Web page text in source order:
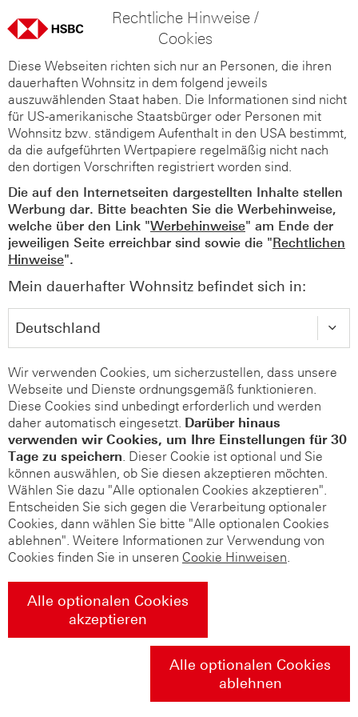
Rechtliche Hinweise /
Cookies
Diese Webseiten richten sich nur an Personen, die ihren
dauerhaften Wohnsitz in dem folgend jeweils
auszuwählenden Staat haben. Die Informationen sind nicht
für US-amerikanische Staatsbürger oder Personen mit
Wohnsitz bzw. ständigem Aufenthalt in den USA bestimmt,
da die aufgeführten Wertpapiere regelmäßig nicht nach
den dortigen Vorschriften registriert worden sind.
Die auf den Internetseiten dargestellten Inhalte stellen
Werbung dar. Bitte beachten Sie die Werbehinweise,
welche über den Link "Werbehinweise" am Ende der
jeweiligen Seite erreichbar sind sowie die "Rechtlichen
Hinweise".
Mein dauerhafter Wohnsitz befindet sich in:
Wir verwenden Cookies, um sicherzustellen, dass unsere
Webseite und Dienste ordnungsgemäß funktionieren.
Diese Cookies sind unbedingt erforderlich und werden
daher automatisch eingesetzt. Darüber hinaus
verwenden wir Cookies, um Ihre Einstellungen für 30
Tage zu speichern. Dieser Cookie ist optional und Sie
können auswählen, ob Sie diesen akzeptieren möchten.
Wählen Sie dazu "Alle optionalen Cookies akzeptieren".
Entscheiden Sie sich gegen die Verarbeitung optionaler
Cookies, dann wählen Sie bitte "Alle optionalen Cookies
ablehnen". Weitere Informationen zur Verwendung von
Cookies finden Sie in unseren Cookie Hinweisen.
Alle optionalen Cookies
akzeptieren
Alle optionalen Cookies
ablehnen